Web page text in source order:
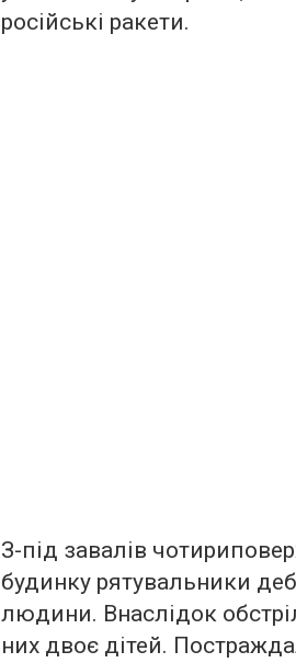
російські ракети.
З-під завалів
будинку рятувальники
людини. Внаслідок
них двоє дітей.